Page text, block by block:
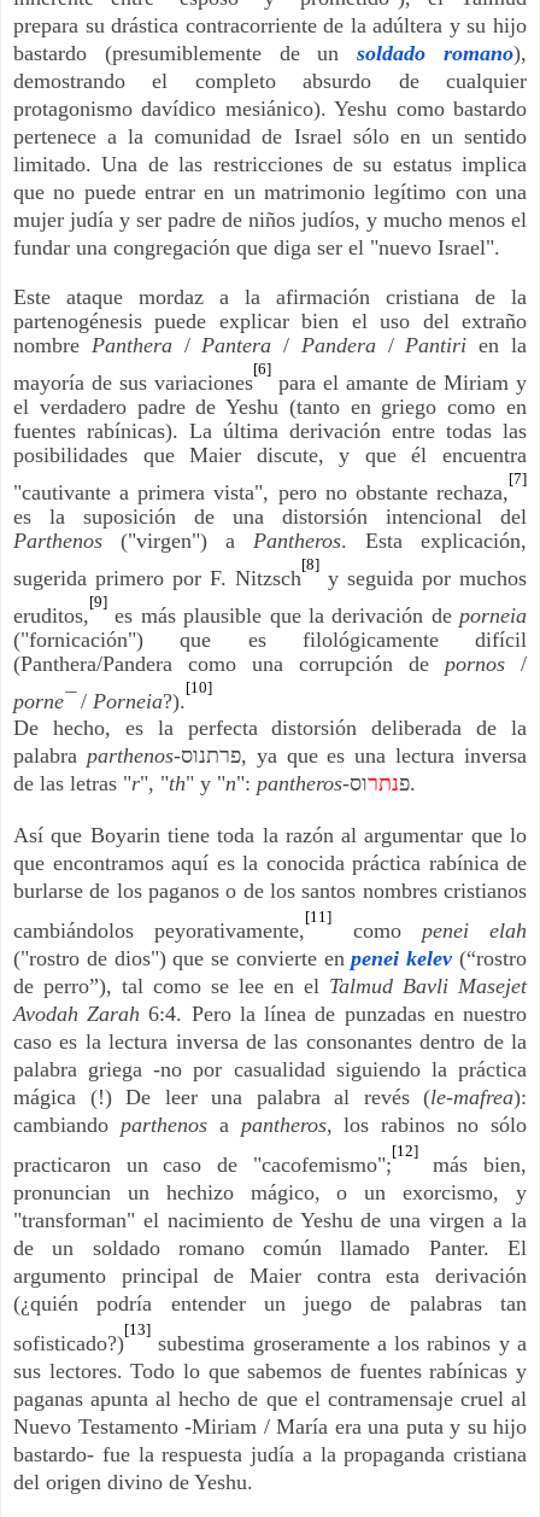
prepara su drástica contracorriente de la adúltera y su hijo
bastardo (presumiblemente de unsoldado romano),
demostrando el completo absurdo de cualquier
protagonismo davídico mesiánico). Yeshu como bastardo
pertenece a la comunidad de Israel sólo en un sentido
limitado. Una de las restricciones de su estatus implica
que no puede entrar en un matrimonio legítimo con una
mujer judía y ser padre de niños judíos, y mucho menos el
fundar una congregación que diga ser el "nuevo Israel".
Este ataque mordaz a la afirmación cristiana de la
partenogénesis puede explicar bien el uso del extraño
nombre Panthera / Pantera/ Pandera / Pantirien la
mayoría de sus variaciones
[6]
para el amante de Miriam y
el verdadero padre de Yeshu (tanto en griego como en
fuentes rabínicas). La última derivación entre todas las
posibilidades que Maier discute, y que él encuentra
"cautivante a primera vista", pero no obstante rechaza,
[7]
es la suposición de una distorsión intencional del
Parthenos ("virgen") a Pantheros. Esta explicación,
sugerida primero por F. Nitzsch
[8]
y seguida por muchos
eruditos,
[9]
es más plausible que la derivación de porneia
("fornicación") que es filológicamente difícil
(Panthera/Pandera como una corrupción de pornos /
porne¯/ Porneia?).
[10]
De hecho, es la perfecta distorsión deliberada de la
palabra parthenos-פרתנוס, ya que es una lectura inversa
de las letras "r", "th" y "n": pantheros- פנתר וס.
Así que Boyarin tiene toda la razón al argumentar que lo
que encontramos aquí es la conocida práctica rabínica de
burlarse de los paganos o de los santos nombres cristianos
cambiándolos peyorativamente,
[11]
como penei elah
("rostro de dios") que se convierte enpenei kelev (“rostro
de perro”), tal como se lee en el Talmud Bavli Masejet
Avodah Zarah 6:4. Pero la línea de punzadas en nuestro
caso es la lectura inversa de las consonantes dentro de la
palabra griega -no por casualidad siguiendo la práctica
mágica (!) De leer una palabra al revés (le-mafrea):
cambiando parthenos a pantheros, los rabinos no sólo
practicaron un caso de "cacofemismo";
[12]
más bien,
pronuncian un hechizo mágico, o un exorcismo, y
"transforman" el nacimiento de Yeshu de una virgen a la
de un soldado romano común llamado Panter. El
argumento principal de Maier contra esta derivación
(¿quién podría entender un juego de palabras tan
sofisticado?)
[13]
subestima groseramente a los rabinos y a
sus lectores. Todo lo que sabemos de fuentes rabínicas y
paganas apunta al hecho de que el contramensaje cruel al
Nuevo Testamento -Miriam / María era una puta y su hijo
bastardo- fue la respuesta judía a la propaganda cristiana
del origen divino de Yeshu.